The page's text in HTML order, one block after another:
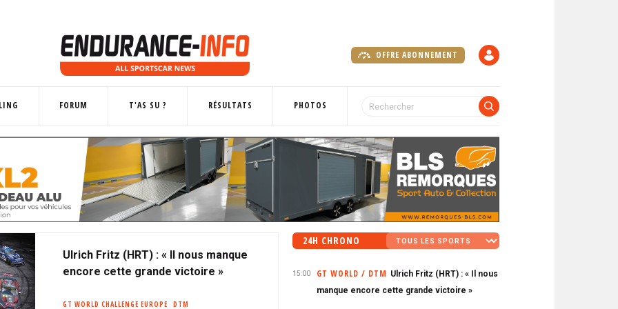
OFFRE ABONNEMENT
FORUM T'AS SU ? RÉSULTATS PHOTOS
Ulrich Fritz (HRT) : « Il nous manque
encore cette grande victoire »
GT WORLD CHALLENGE EUROPE
DTM
24H CHRONO
15:00 GT WORLD / DTM Ulrich Fritz (HRT) : « Il nous
manque encore cette grande victoire »